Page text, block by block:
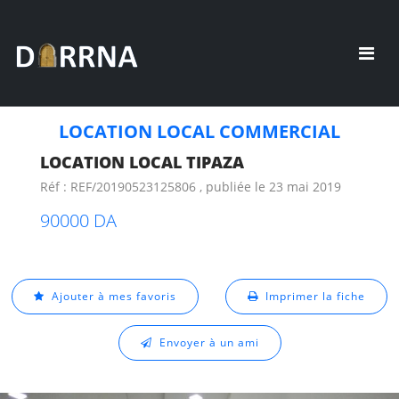
LOCATION LOCAL COMMERCIAL
LOCATION LOCAL TIPAZA
Réf : REF/20190523125806 , publiée le 23 mai 2019
90000 DA
Ajouter à mes favoris Imprimer la fiche
Envoyer à un ami